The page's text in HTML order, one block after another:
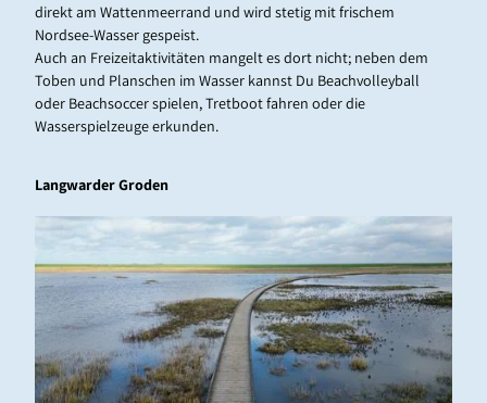
direkt am Wattenmeerrand und wird stetig mit frischem
Nordsee-Wasser gespeist.
Auch an Freizeitaktivitäten mangelt es dort nicht; neben dem
Toben und Planschen im Wasser kannst Du Beachvolleyball
oder Beachsoccer spielen, Tretboot fahren oder die
Wasserspielzeuge erkunden.
Langwarder Groden